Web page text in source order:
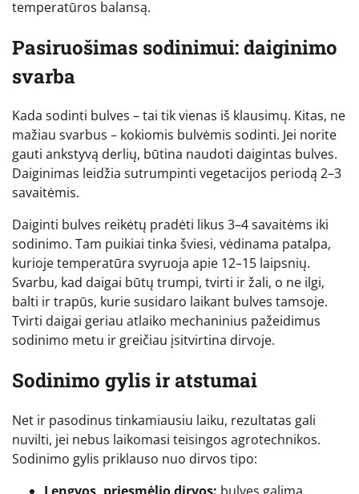
temperatūros balansą.
Pasiruošimas sodinimui: daiginimo
svarba
Kada sodinti bulves – tai tik vienas iš klausimų. Kitas, ne
mažiau svarbus – kokiomis bulvėmis sodinti. Jei norite
gauti ankstyvą derlių, būtina naudoti daigintas bulves.
Daiginimas leidžia sutrumpinti vegetacijos periodą 2–3
savaitėmis.
Daiginti bulves reikėtų pradėti likus 3–4 savaitėms iki
sodinimo. Tam puikiai tinka šviesi, vėdinama patalpa,
kurioje temperatūra svyruoja apie 12–15 laipsnių.
Svarbu, kad daigai būtų trumpi, tvirti ir žali, o ne ilgi,
balti ir trapūs, kurie susidaro laikant bulves tamsoje.
Tvirti daigai geriau atlaiko mechaninius pažeidimus
sodinimo metu ir greičiau įsitvirtina dirvoje.
Sodinimo gylis ir atstumai
Net ir pasodinus tinkamiausiu laiku, rezultatas gali
nuvilti, jei nebus laikomasi teisingos agrotechnikos.
Sodinimo gylis priklauso nuo dirvos tipo: